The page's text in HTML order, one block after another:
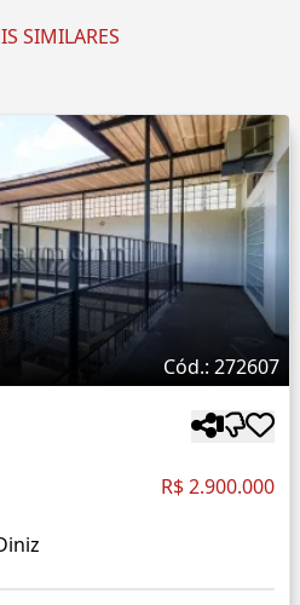
SIMILARES
Cód.: 272607
R$ 2.900.000